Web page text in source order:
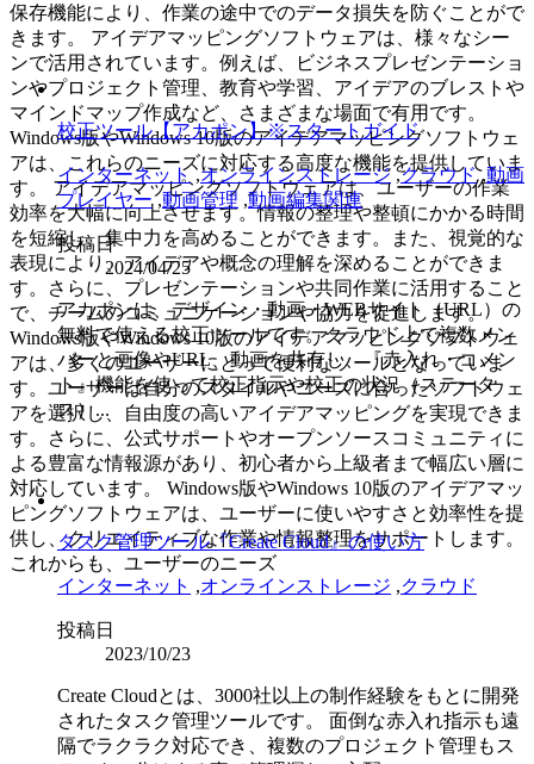
保存機能により、作業の途中でのデータ損失を防ぐことがで
きます。 アイデアマッピングソフトウェアは、様々なシー
ンで活用されています。例えば、ビジネスプレゼンテーショ
ンやプロジェクト管理、教育や学習、アイデアのブレストや
マインドマップ作成など、さまざまな場面で有用です。
Windows版やWindows 10版のアイデアマッピングソフトウェ
アは、これらのニーズに対応する高度な機能を提供していま
す。 アイデアマッピングソフトウェアは、ユーザーの作業
効率を大幅に向上させます。情報の整理や整頓にかかる時間
を短縮し、集中力を高めることができます。また、視覚的な
表現により、アイデアや概念の理解を深めることができま
す。さらに、プレゼンテーションや共同作業に活用すること
で、チームのコミュニケーションや協力を促進します。
Windows版やWindows 10版のアイデアマッピングソフトウェ
アは、多くのユーザーにとって便利なツールとなっていま
す。ユーザーは自分のスタイルやニーズに合ったソフトウェ
アを選択し、自由度の高いアイデアマッピングを実現できま
す。さらに、公式サポートやオープンソースコミュニティに
よる豊富な情報源があり、初心者から上級者まで幅広い層に
対応しています。 Windows版やWindows 10版のアイデアマッ
ピングソフトウェアは、ユーザーに使いやすさと効率性を提
供し、クリエイティブな作業や情報整理をサポートします。
これからも、ユーザーのニーズ
校正ツール【アカポン】※スタートガイド
インターネット ,オンラインストレージ ,クラウド,動画
プレイヤー,動画管理 ,動画編集関連
投稿日
2024/04/25
アカポンは、デザイン・動画・WEBサイト（URL）の
無料で使える校正ツールです。クラウド上で複数メン
バーと画像やURL、動画を共有し、『赤入れ・コメン
ト』機能を使って校正指示や校正の状況（ステータ
ス）...
タスク管理ツール『Create Cloud』の使い方
インターネット ,オンラインストレージ ,クラウド
投稿日
2023/10/23
Create Cloudとは、3000社以上の制作経験をもとに開発
されたタスク管理ツールです。 面倒な赤入れ指示も遠
隔でラクラク対応でき、複数のプロジェクト管理もス